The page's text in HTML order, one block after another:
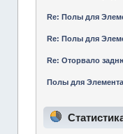
Re: Полы для
Re: Полы для
Re: Оторвало
Полы для